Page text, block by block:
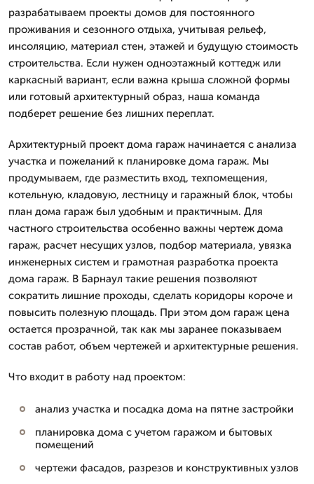
разрабатываем проекты домов для постоянного
проживания и сезонного отдыха, учитывая рельеф,
инсоляцию, материал стен, этажей и будущую стоимость
строительства. Если нужен одноэтажный коттедж или
каркасный вариант, если важна крыша сложной формы
или готовый архитектурный образ, наша команда
подберет решение без лишних переплат.
Архитектурный проект дома гараж начинается с анализа
участка и пожеланий к планировке дома гараж. Мы
продумываем, где разместить вход, техпомещения,
котельную, кладовую, лестницу и гаражный блок, чтобы
план дома гараж был удобным и практичным. Для
частного строительства особенно важны чертеж дома
гараж, расчет несущих узлов, подбор материала, увязка
инженерных систем и грамотная разработка проекта
дома гараж. В Барнаул такие решения позволяют
сократить лишние проходы, сделать коридоры короче и
повысить полезную площадь. При этом дом гараж цена
остается прозрачной, так как мы заранее показываем
состав работ, объем чертежей и архитектурные решения.
Что входит в работу над проектом:
анализ участка и посадка дома на пятне застройки
планировка дома с учетом гаражом и бытовых
помещений
чертежи фасадов, разрезов и конструктивных узлов